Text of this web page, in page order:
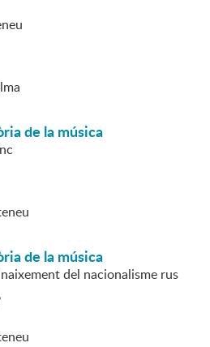
de la música
de la música
del nacionalisme rus